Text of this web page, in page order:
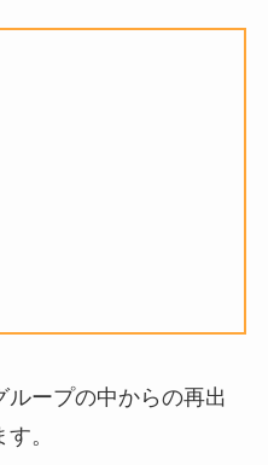
ープの中からの再出
。